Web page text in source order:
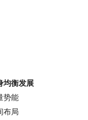
均衡发展
能
局